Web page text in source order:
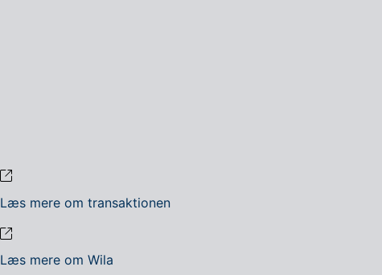
Læs mere om transaktionen
Læs mere om Wila